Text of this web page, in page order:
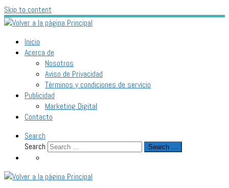
Skip to content
Inicio
Acerca de
Nosotros
Aviso de Privacidad
Términos y condiciones de servicio
Publicidad
Marketing Digital
Contacto
Search
Search
Search …